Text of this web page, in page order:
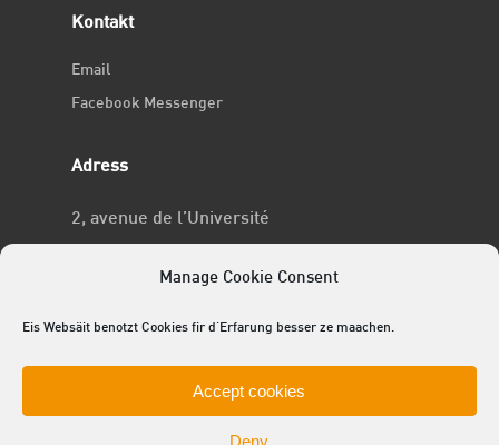
Manage Cookie Consent
Eis Websäit benotzt Cookies fir d'Erfarung besser ze maachen.
Accept cookies
Deny
Kontakt
Email
Facebook Messenger
Adress
2, avenue de l’Université
No RCSL